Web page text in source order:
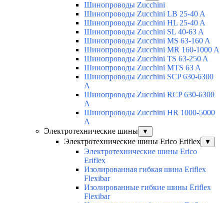
Шинопроводы Zucchini
Шинопроводы Zucchini LB 25-40 A
Шинопроводы Zucchini HL 25-40 A
Шинопроводы Zucchini SL 40-63 A
Шинопроводы Zucchini MS 63-160 A
Шинопроводы Zucchini MR 160-1000 A
Шинопроводы Zucchini TS 63-250 A
Шинопроводы Zucchini MTS 63 A
Шинопроводы Zucchini SCP 630-6300
A
Шинопроводы Zucchini RCP 630-6300
A
Шинопроводы Zucchini HR 1000-5000
A
Электротехнические шины
▼
Электротехнические шины Erico Eriflex ▼
Электротехнические шины Erico
Eriflex
Изолированная гибкая шина Eriflex
Flexibar
Изолированные гибкие шины Eriflex
Flexibar